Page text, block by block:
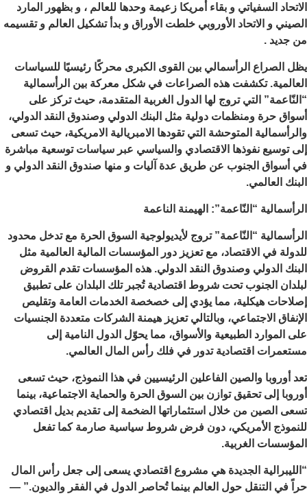
الاتحاد السفياتي و بقاء أمريكا زعيمة وحدها للعالم ، و بظهور المارد
الصيني و الاتحاد الأوروبي خلطت الأوراق و بدأ تشكيل العالم و تقسيمه
من جديد .
يظل الصراع الرأسمالي بين القوى الكبرى محركًا رئيسيًا للسياسات
العالمية. تكشفت هذه الصراعات في شكل معركة بين الرأسمالية
“النّاعمة” التي تروج لها الدول الغربية المتقدمة، حيث تركز على
أسواق حرة ومنظمات دولية مثل البنك الدولي وصندوق النقد الدولي،
والرأسمالية المتوحشة التي تقودها الامبريالية الامريكية، حيث تسعى
إلى توسيع نفوذها الاقتصادي والسياسي عبر سياسات توسعية مباشرة
في أسواق الجنوب عن طريق عدة آليات و منها صندوق النقد الدولي و
البنك العالمي.
الرأسمالية “النّاعمة”: الهيمنة الناعمة
الرأسمالية “النّاعمة” تروج لأيديولوجية السوق الحرة مع تدخل محدود
للدولة في الاقتصاد، مع تعزيز دور المؤسسات المالية العالمية مثل
البنك الدولي وصندوق النقد الدولي. هذه المؤسسات تقدم القروض
لبلدان الجنوب تحت شروط اقتصادية تُجبر تلك البلدان على تطبيق
إصلاحات هيكلية، مما يؤدي إلى خصخصة الخدمات العامة وتقليص
الإنفاق الاجتماعي، وبالتالي تعزيز هيمنة الشركات متعددة الجنسيات
على الموارد الطبيعية والأسواق، مما يحوّل الدول النامية إلى
مستعمرات اقتصادية تدور في فلك رأس المال العالمي.
تعد أوروبا والصين الفاعلين الرئيسيين في هذا النموذج، حيث تسعى
أوروبا إلى تحقيق توازن بين السوق الحرة والحماية الاجتماعية، بينما
تسعى الصين من خلال استثماراتها الضخمة إلى تقديم بديل اقتصادي
للنموذج الأمريكي، دون فرض شروط سياسية صارمة كما تفعل
المؤسسات الغربية.
“الليبرالية الجديدة هي مشروع اقتصادي يسعى إلى جعل رأس المال
حراً في التنقل حول العالم بينما تُحاصر الدول في الفقر والديون.” —